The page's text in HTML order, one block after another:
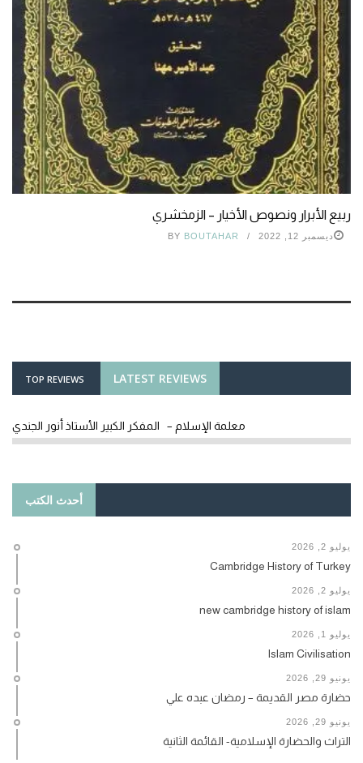
ربيع الأبرار ونصوص الأخيار – الزمخشري
ديسمبر 12, 2022 BY BOUTAHAR
LATEST REVIEWS
TOP REVIEWS
معلمة الإسلام – المفكر الكبير الأستاذ أنور الجندي
أحدث الكتب
يوليو 2, 2026
Cambridge History of Turkey
يوليو 2, 2026
new cambridge history of islam
يوليو 1, 2026
Islam Civilisation
يونيو 29, 2026
حضارة مصر القديمة – رمضان عبده علي
يونيو 29, 2026
التراث والحضارة الإسلامية- القائمة الثانية